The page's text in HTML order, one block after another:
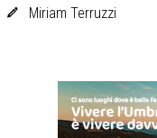
Miriam Terruzzi